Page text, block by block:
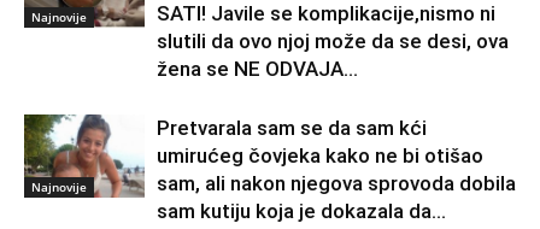
Najnovije
SATI! Javile se komplikacije,nismo ni
slutili da ovo njoj može da se desi, ova
žena se NE ODVAJA...
Najnovije
Pretvarala sam se da sam kći
umirućeg čovjeka kako ne bi otišao
sam, ali nakon njegova sprovoda dobila
sam kutiju koja je dokazala da...